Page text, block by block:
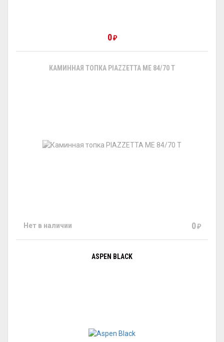
0₽
КАМИННАЯ ТОПКА PIAZZETTA ME 84/70 T
Нет в наличии 0₽
АSPEN BLACK